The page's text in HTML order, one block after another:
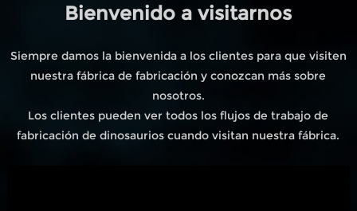
Bienvenido a visitarnos
Siempre damos la bienvenida a los clientes para que visiten
nuestra fábrica de fabricación y conozcan más sobre
nosotros.
Los clientes pueden ver todos los flujos de trabajo de
fabricación de dinosaurios cuando visitan nuestra fábrica.